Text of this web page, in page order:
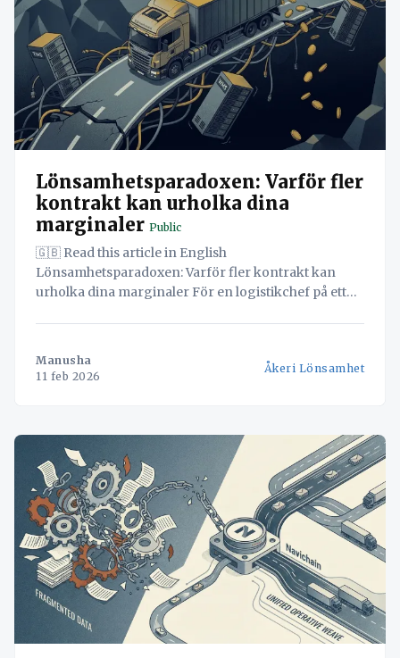
Lönsamhetsparadoxen: Varför fler
kontrakt kan urholka dina
marginaler Public
🇬🇧 Read this article in English
Lönsamhetsparadoxen: Varför fler kontrakt kan
urholka dina marginaler För en logistikchef på ett
utmaningar logistikchefer står
Manusha
11 feb 2026
Åkeri Lönsamhet